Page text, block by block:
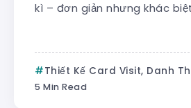
kì – đơn giản nhưng khác
Thiết Kế Card Visit, Danh
5 Min Read